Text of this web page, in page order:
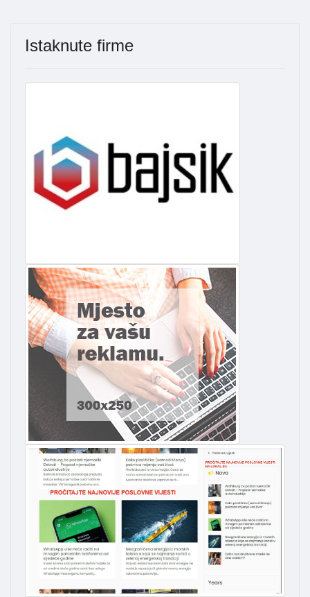
Istaknute firme